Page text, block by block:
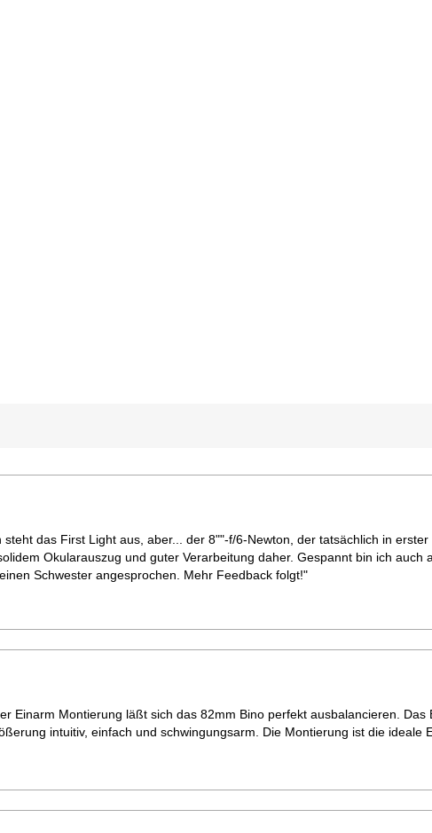
steht das First Light aus, aber... der 8""-f/6-Newton, der tatsächlich in
Okularauszug und guter Verarbeitung daher. Gespannt bin ich
Schwester angesprochen. Mehr Feedback folgt!"
Einarm Montierung läßt sich das 82mm Bino perfekt ausbalancieren.
intuitiv, einfach und schwingungsarm. Die Montierung ist die